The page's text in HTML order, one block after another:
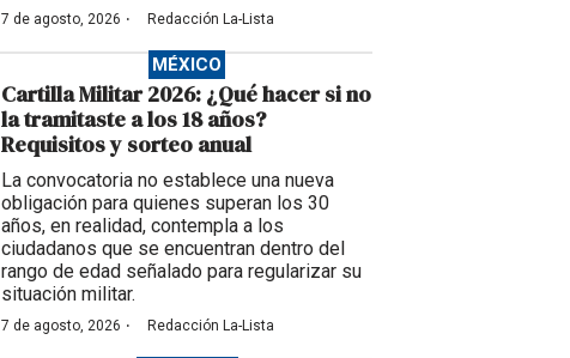
7 de agosto, 2026 · Redacción La-Lista
MÉXICO
Cartilla Militar 2026: ¿Qué hacer si no
la tramitaste a los 18 años?
Requisitos y sorteo anual
La convocatoria no establece una nueva
obligación para quienes superan los 30
años, en realidad, contempla a los
ciudadanos que se encuentran dentro del
rango de edad señalado para regularizar su
situación militar.
7 de agosto, 2026 · Redacción La-Lista